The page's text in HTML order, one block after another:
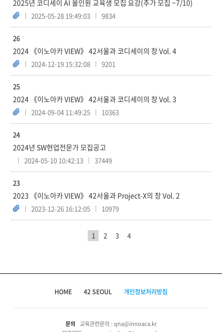
2025년 코디세이 AI 올인원 교육생 모집 요강(추가 모집 ~7/10)
2025-05-28 19:49:03 9834
26
2024 《이노아카 VIEW》 42서울과 코디세이의 창 Vol. 4
2024-12-19 15:32:08 9201
25
2024 《이노아카 VIEW》 42서울과 코디세이의 창 Vol. 3
2024-09-04 11:49:25 10363
24
2024년 SW현업전문가 모집공고
2024-05-10 10:42:13 37449
23
2023 《이노아카 VIEW》 42서울과 Project-X의 창 Vol. 2
2023-12-26 16:12:05 10979
1 2 3 4
HOME 42 SEOUL 개인정보처리방침
문의 교육관련문의 : qna@innoaca.kr